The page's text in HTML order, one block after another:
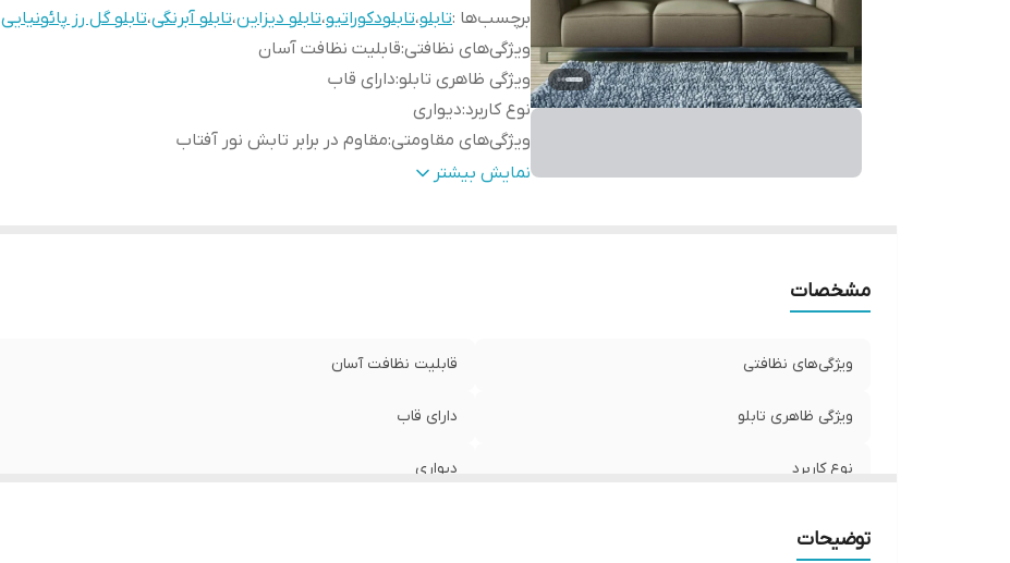
برچسب‌ها :تابلو،تابلودکوراتیو،تابلو دیزاین،تابلو آبرنگی،تابلو گل رز پائونیایی
ویژگی‌های نظافتی:قابلیت نظافت آسان
ویژگی ظاهری تابلو:دارای قاب
نوع کاربرد:دیواری
ویژگی‌های مقاومتی:مقاوم در برابر تابش نور آفتاب
جنس پی وی سی
نمایش بیشتر
مشخصات
ویژگی‌های نظافتی قابلیت نظافت آسان
ویژگی ظاهری تابلو دارای قاب
نوع کاربرد دیواری
توضیحات